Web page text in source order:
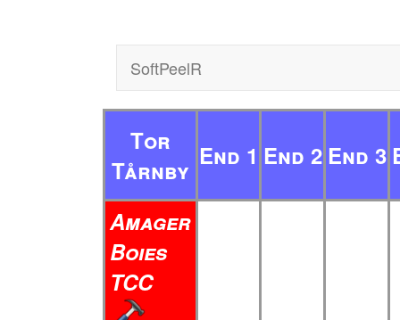
SoftPeelR
Tor
Tårnby End 1 End 2 End 3
Amager
Boies
TCC